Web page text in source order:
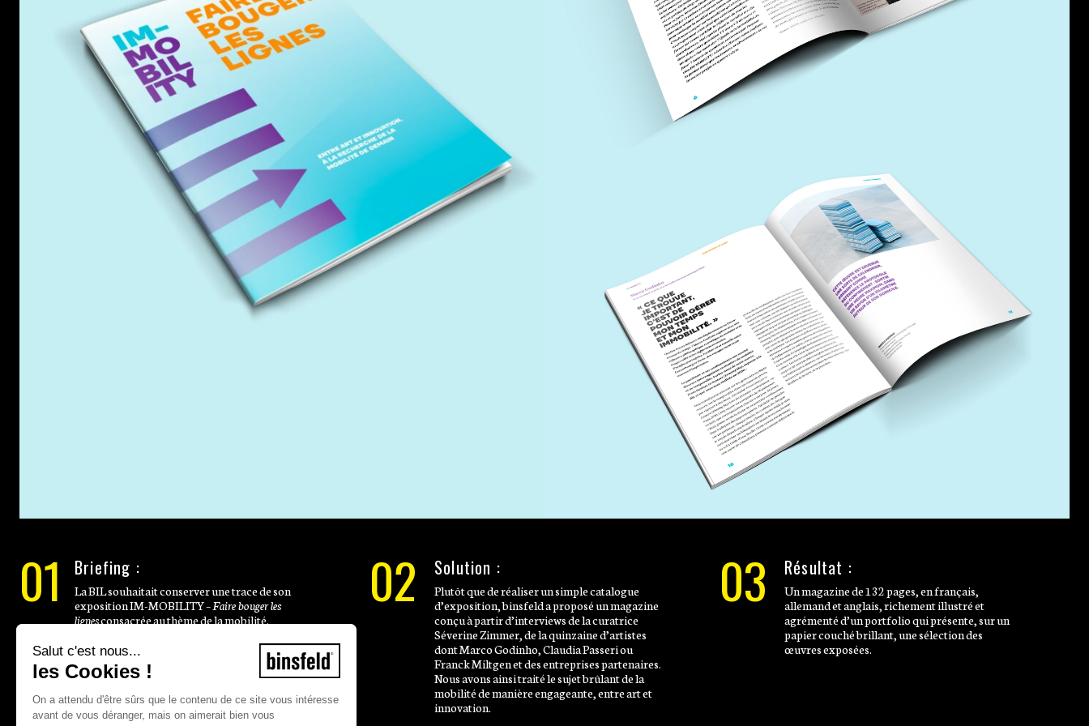
Salut c'est nous...
les Cookies !
On a attendu d'être sûrs que le contenu de ce site vous intéresse
avant de vous déranger, mais on aimerait bien vous
01 Briefing :
La BIL souhaitait conserver une trace de son
exposition IM-MOBILITY –Faire bouger les
lignesconsacrée au thème de la mobilité.
d’artistes actifs au Luxembourg et des
entreprises innovantes, était visible au siège de
la banque en deux phases, du 21 septembre
2021 au 14 janvier 2022 et du 6 février au 3 juin
2022.
02 Solution :
Plutôt que de réaliser un simple catalogue
d’exposition, binsfeld a proposé un magazine
conçu à partir d’interviews de la curatrice
Séverine Zimmer, de la quinzaine d’artistes
dont Marco Godinho, Claudia Passeri ou
Franck Miltgen et des entreprises partenaires.
Nous avons ainsi traité le sujet brûlant de la
mobilité de manière engageante, entre art et
innovation.
03 Résultat :
Un magazine de 132 pages, en français,
allemand et anglais, richement illustré et
agrémenté d’un portfolio qui présente, sur un
papier couché brillant, une sélection des
œuvres exposées.